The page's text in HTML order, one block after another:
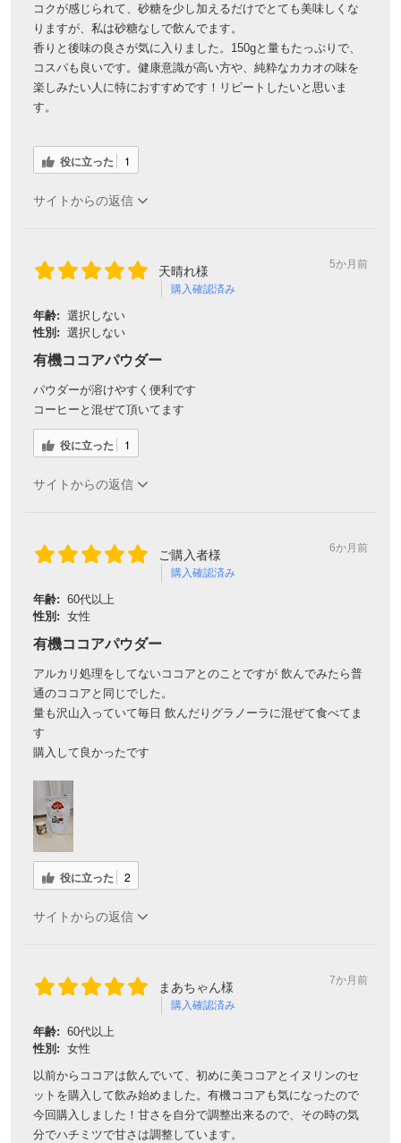
コクが感じられて、砂糖を少し加えるだけでとても美味しくな
りますが、私は砂糖なしで飲んでます。
香りと後味の良さが気に入りました。150gと量もたっぷりで、
コスパも良いです。健康意識が高い方や、純粋なカカオの味を
楽しみたい人に特におすすめです！リピートしたいと思いま
す。
役に立った 1
サイトからの返信
天晴れ様
購入確認済み
5か月前
年齢: 選択しない
性別: 選択しない
有機ココアパウダー
パウダーが溶けやすく便利です
コーヒーと混ぜて頂いてます
役に立った 1
サイトからの返信
ご購入者様
購入確認済み
6か月前
年齢: 60代以上
性別: 女性
有機ココアパウダー
アルカリ処理をしてないココアとのことですが 飲んでみたら普
通のココアと同じでした。
量も沢山入っていて毎日 飲んだりグラノーラに混ぜて食べてま
す
購入して良かったです
役に立った 2
サイトからの返信
まあちゃん様
購入確認済み
7か月前
年齢: 60代以上
性別: 女性
以前からココアは飲んでいて、初めに美ココアとイヌリンのセ
ットを購入して飲み始めました。有機ココアも気になったので
今回購入しました！甘さを自分で調整出来るので、その時の気
分でハチミツで甘さは調整しています。